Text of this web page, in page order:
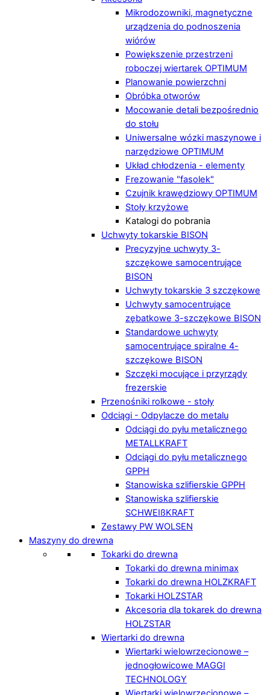
Mikrodozowniki, magnetyczne
urządzenia do podnoszenia
wiórów
Powiększenie przestrzeni
roboczej wiertarek OPTIMUM
Planowanie powierzchni
Obróbka otworów
Mocowanie detali bezpośrednio
do stołu
Uniwersalne wózki maszynowe i
narzędziowe OPTIMUM
Układ chłodzenia - elementy
Frezowanie "fasolek"
Czujnik krawędziowy OPTIMUM
Stoły krzyżowe
Katalogi do pobrania
Uchwyty tokarskie BISON
Precyzyjne uchwyty 3-
szczękowe samocentrujące
BISON
Uchwyty tokarskie 3 szczękowe
Uchwyty samocentrujące
zębatkowe 3-szczękowe BISON
Standardowe uchwyty
samocentrujące spiralne 4-
szczękowe BISON
Szczęki mocujące i przyrządy
frezerskie
Przenośniki rolkowe - stoły
Odciągi - Odpylacze do metalu
Odciągi do pyłu metalicznego
METALLKRAFT
Odciągi do pyłu metalicznego
GPPH
Stanowiska szlifierskie GPPH
Stanowiska szlifierskie
SCHWEIßKRAFT
Zestawy PW WOLSEN
Maszyny do drewna
Tokarki do drewna
Tokarki do drewna minimax
Tokarki do drewna HOLZKRAFT
Tokarki HOLZSTAR
Akcesoria dla tokarek do drewna
HOLZSTAR
Wiertarki do drewna
Wiertarki wielowrzecionowe –
jednogłowicowe MAGGI
TECHNOLOGY